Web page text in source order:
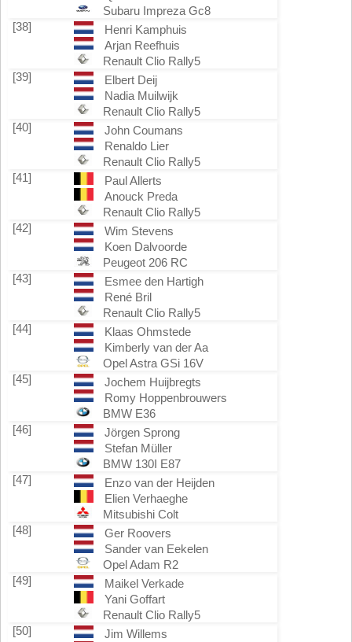
Subaru Impreza Gc8
[38]
Henri Kamphuis
Arjan Reefhuis
Renault Clio Rally5
[39]
Elbert Deij
Nadia Muilwijk
Renault Clio Rally5
[40]
John Coumans
Renaldo Lier
Renault Clio Rally5
[41]
Paul Allerts
Anouck Preda
Renault Clio Rally5
[42]
Wim Stevens
Koen Dalvoorde
Peugeot 206 RC
[43]
Esmee den Hartigh
René Bril
Renault Clio Rally5
[44]
Klaas Ohmstede
Kimberly van der Aa
Opel Astra GSi 16V
[45]
Jochem Huijbregts
Romy Hoppenbrouwers
BMW E36
[46]
Jörgen Sprong
Stefan Müller
BMW 130I E87
[47]
Enzo van der Heijden
Elien Verhaeghe
Mitsubishi Colt
[48]
Ger Roovers
Sander van Eekelen
Opel Adam R2
[49]
Maikel Verkade
Yani Goffart
Renault Clio Rally5
[50]
Jim Willems